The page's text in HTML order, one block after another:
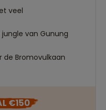
veel
van Gunung
Bromovulkaan
€150